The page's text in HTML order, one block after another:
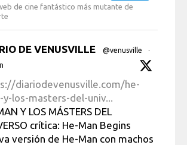
de cine fantástico más mutante de
DE VENUSVILLE @venusville
·
diariodevenusville.com/he-
y-los-masters-del-univ...
Y LOS MÁSTERS DEL
crítica: He-Man Begins
versión de He-Man con machos